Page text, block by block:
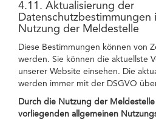
4.11. Aktualisierung der
Datenschutzbestimmungen
Nutzung der Meldestelle
Diese Bestimmungen können von
werden. Sie können die aktuellste
unserer Website einsehen. Die
werden immer mit der DSGVO
Durch die Nutzung der
vorliegenden allgemeinen